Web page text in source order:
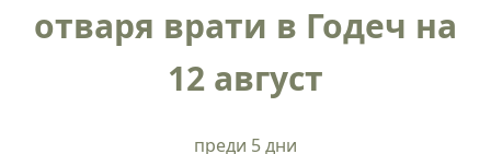
отваря врати в Годеч на
12 август
преди 5 дни